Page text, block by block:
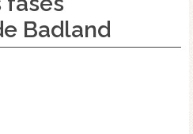
Badland